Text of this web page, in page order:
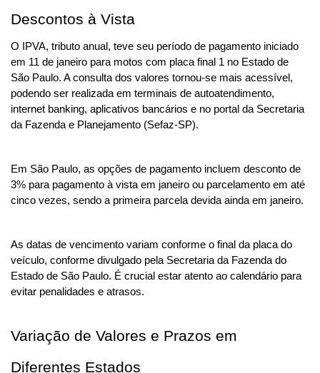
Descontos à Vista
O IPVA, tributo anual, teve seu período de pagamento iniciado
em 11 de janeiro para motos com placa final 1 no Estado de
São Paulo. A consulta dos valores tornou-se mais acessível,
podendo ser realizada em terminais de autoatendimento,
internet banking, aplicativos bancários e no portal da Secretaria
da Fazenda e Planejamento (Sefaz-SP).
Em São Paulo, as opções de pagamento incluem desconto de
3% para pagamento à vista em janeiro ou parcelamento em até
cinco vezes, sendo a primeira parcela devida ainda em janeiro.
As datas de vencimento variam conforme o final da placa do
veículo, conforme divulgado pela Secretaria da Fazenda do
Estado de São Paulo. É crucial estar atento ao calendário para
evitar penalidades e atrasos.
Variação de Valores e Prazos em
Diferentes Estados